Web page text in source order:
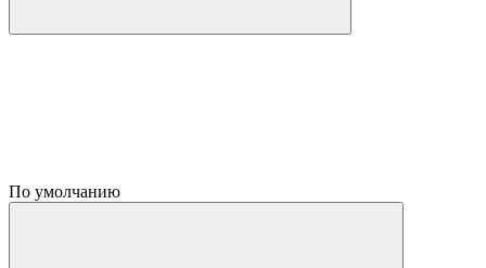
По умолчанию